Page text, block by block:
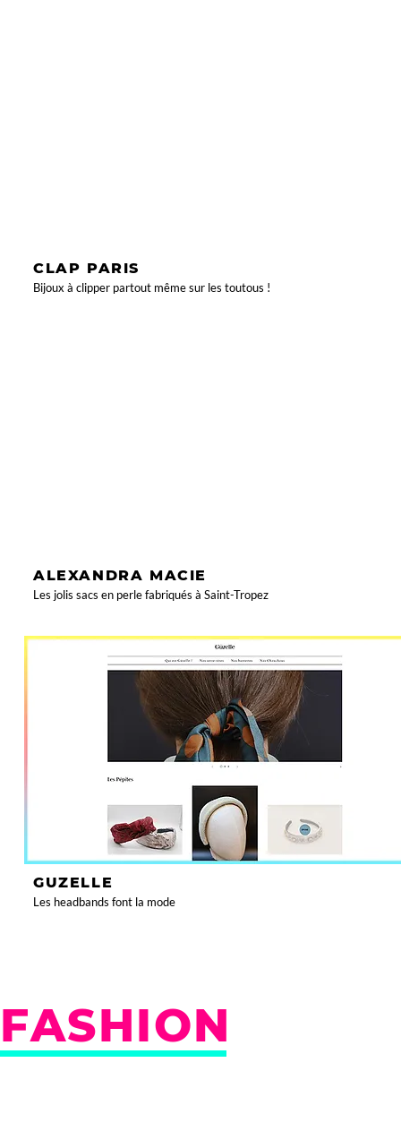
CLAP PARIS
Bijoux à clipper partout même sur les toutous !
ALEXANDRA MACIE
Les jolis sacs en perle fabriqués à Saint-Tropez
GUZELLE
Les headbands font la mode
FASHION